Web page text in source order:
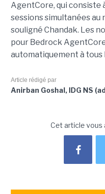
AgentCore, qui consiste
sessions simultanées au
souligné Chandak. Les
pour Bedrock
automatiquement à tous
Article rédigé par
Anirban Goshal, IDG NS
Cet article vous